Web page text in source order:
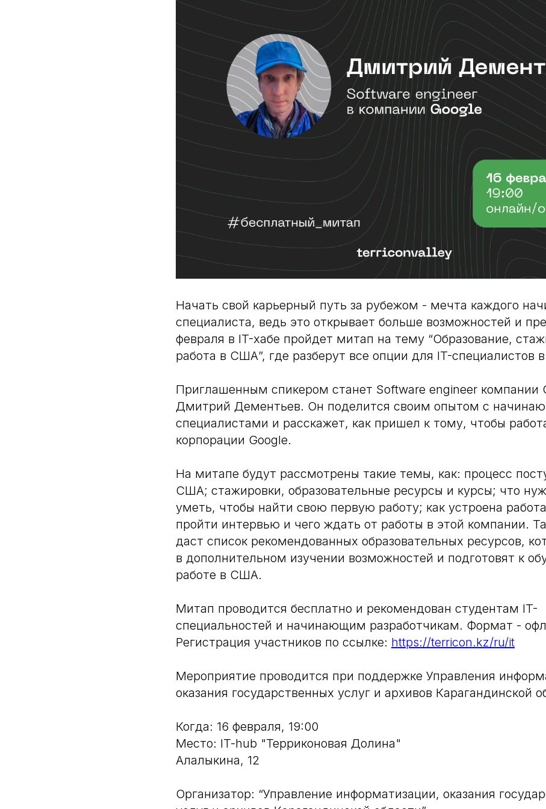
Начать свой карьерный путь за рубежом - мечта каждого
специалиста, ведь это открывает больше возможностей и
февраля в IT-хабе пройдет митап на тему “Образование,
работа в США”, где разберут все опции для IT-специалистов
Приглашенным спикером станет Software engineer компании
Дмитрий Дементьев. Он поделится своим опытом с
специалистами и расскажет, как пришел к тому, чтобы
корпорации Google.
На митапе будут рассмотрены такие темы, как: процесс
США; стажировки, образовательные ресурсы и курсы; что
уметь, чтобы найти свою первую работу; как устроена
пройти интервью и чего ждать от работы в этой компании.
даст список рекомендованных образовательных ресурсов,
в дополнительном изучении возможностей и подготовят к
работе в США.
Митап проводится бесплатно и рекомендован студентам IT-
специальностей и начинающим разработчикам. Формат -
Регистрация участников по ссылке: https://terricon.kz/ru/it
Мероприятие проводится при поддержке Управления
оказания государственных услуг и архивов Карагандинской
Когда: 16 февраля, 19:00
Место: IT-hub "Терриконовая Долина"
Алалыкина, 12
Организатор: “Управление информатизации, оказания